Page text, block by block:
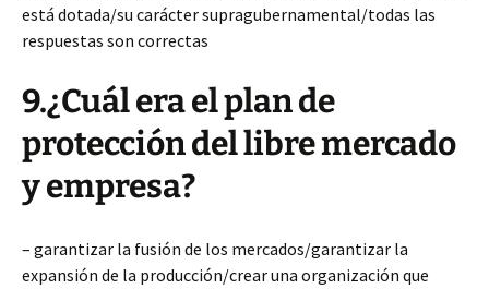
está dotada/su carácter supragubernamental/todas las
respuestas son correctas
9.¿Cuál era el plan de
protección del libre mercado
y empresa?
– garantizar la fusión de los mercados/garantizar la
expansión de la producción/crear una organización que